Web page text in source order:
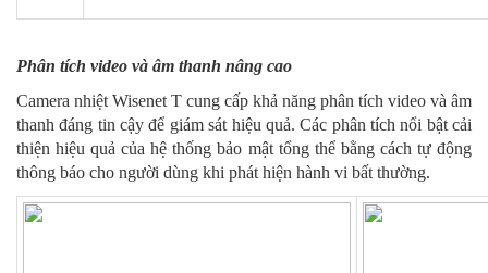
Phân tích video và âm thanh nâng cao
Camera nhiệt Wisenet T cung cấp khả năng phân tích video và âm
thanh đáng tin cậy để giám sát hiệu quả. Các phân tích nổi bật cải
thiện hiệu quả của hệ thống bảo mật tổng thể bằng cách tự động
thông báo cho người dùng khi phát hiện hành vi bất thường.